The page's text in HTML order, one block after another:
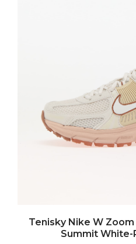
Tenisky Nike W
Summit